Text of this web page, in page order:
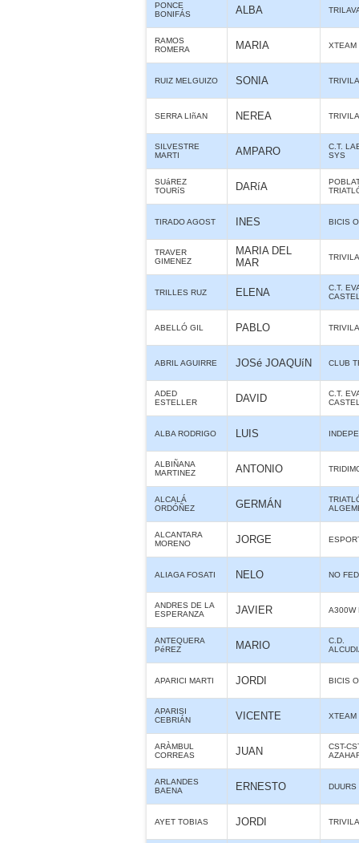
PONCE
BONIFÁS
ALBA
RAMOS
ROMERA
MARIA XTEAM
RUIZ MELGUIZO SONIA TRIVILA
SERRA LIñAN NEREA TRIVILA
SILVESTRE
MARTI
AMPARO
C.T.
SYS
SUáREZ
TOURíS
DARíA
TIRADO AGOST INES BICIS
TRAVER
GIMENEZ
MARIA DEL
MAR
TRIVILA
TRILLES RUZ ELENA
C.T.
ABELLÓ GIL PABLO TRIVILA
ABRIL AGUIRRE JOSé JOAQUíN CLUB
ADED
ESTELLER
DAVID
C.T.
ALBA RODRIGO LUIS
ALBIÑANA
MARTINEZ
ANTONIO
ALCALÁ
ORDÓÑEZ
GERMÁN
ALCANTARA
MORENO
JORGE
ALIAGA FOSATI NELO NO
ANDRES DE LA
ESPERANZA
JAVIER A300W
ANTEQUERA
PéREZ
MARIO
C.D.
APARICI MARTI JORDI BICIS
APARISI
CEBRIÁN
VICENTE XTEAM
ARÀMBUL
CORREAS
JUAN
CST-
ARLANDES
BAENA
ERNESTO
AYET TOBIAS JORDI TRIVILA